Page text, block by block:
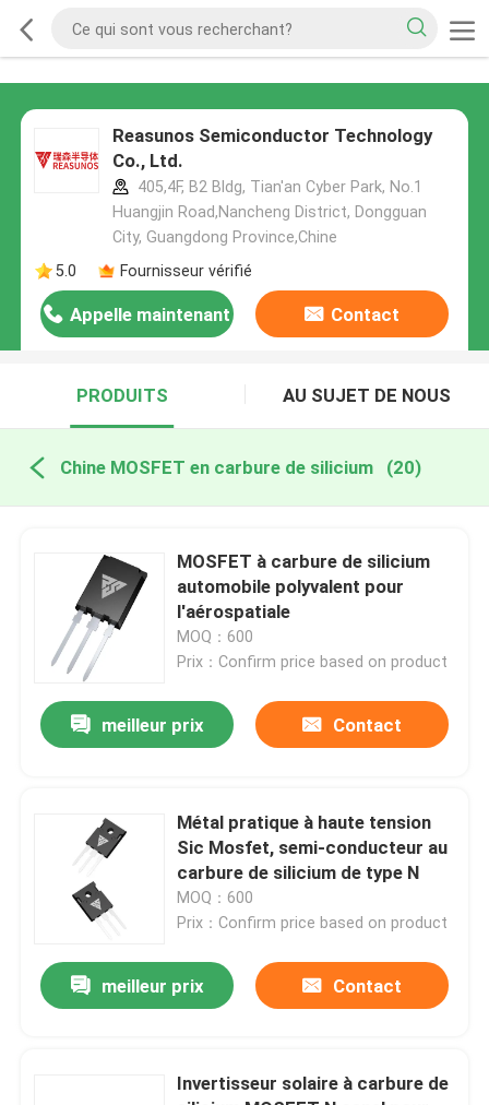
Reasunos Semiconductor Technology
Co., Ltd.
405,4F, B2 Bldg, Tian'an Cyber Park, No.1
Huangjin Road,Nancheng District, Dongguan
City, Guangdong Province,Chine
5.0
Fournisseur vérifié
Appelle maintenant Contact
PRODUITS AU SUJET DE NOUS
Chine MOSFET en carbure de silicium (20)
MOSFET à carbure de silicium
automobile polyvalent pour
l'aérospatiale
MOQ：600
Prix：Confirm price based on product
meilleur prix Contact
Métal pratique à haute tension
Sic Mosfet, semi-conducteur au
carbure de silicium de type N
MOQ：600
Prix：Confirm price based on product
meilleur prix Contact
Invertisseur solaire à carbure de